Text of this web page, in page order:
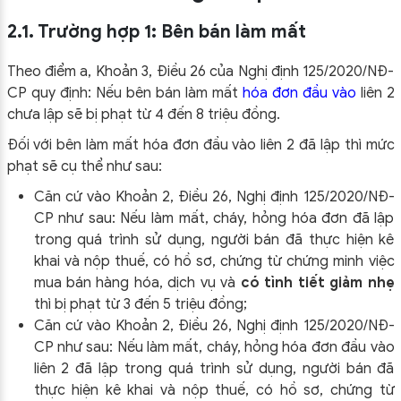
2.1. Trường hợp 1: Bên bán làm mất
Theo điểm a, Khoản 3, Điều 26 của Nghị định 125/2020/NĐ-
CP quy định: Nếu bên bán làm mất hóa đơn đầu vào liên 2
chưa lập sẽ bị phạt từ 4 đến 8 triệu đồng.
Đối với bên làm mất hóa đơn đầu vào liên 2 đã lập thì mức
phạt sẽ cụ thể như sau:
Căn cứ vào Khoản 2, Điều 26, Nghị định 125/2020/NĐ-
CP như sau: Nếu làm mất, cháy, hỏng hóa đơn đã lập
trong quá trình sử dụng, người bán đã thực hiện kê
khai và nộp thuế, có hồ sơ, chứng từ chứng minh việc
mua bán hàng hóa, dịch vụ và có tình tiết giảm nhẹ
thì bị phạt từ 3 đến 5 triệu đồng;
Căn cứ vào Khoản 2, Điều 26, Nghị định 125/2020/NĐ-
CP như sau: Nếu làm mất, cháy, hỏng hóa đơn đầu vào
liên 2 đã lập trong quá trình sử dụng, người bán đã
thực hiện kê khai và nộp thuế, có hồ sơ, chứng từ